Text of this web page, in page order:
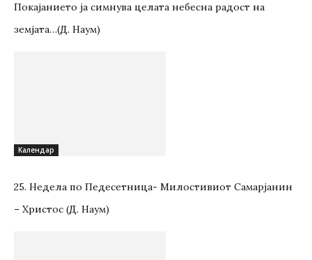
Покајанието ја симнува целата небесна радост на
земјата…(Д. Наум)
Kалендар
25. Недела по Педесетница- Милостивиот Самарјанин
– Христос (Д. Наум)